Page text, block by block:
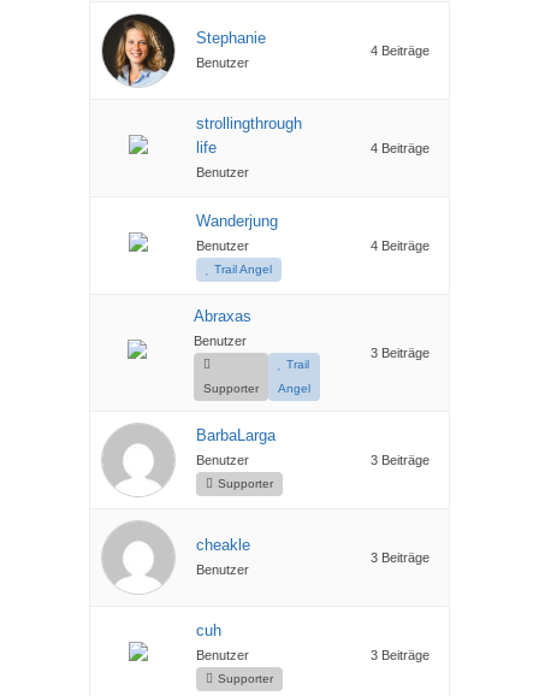
Stephanie
Benutzer
4 Beiträge
strollingthrough
life
Benutzer
4 Beiträge
Wanderjung
Benutzer
Trail Angel
4 Beiträge
Abraxas
Benutzer
Supporter
Trail
Angel
3 Beiträge
BarbaLarga
Benutzer
Supporter
3 Beiträge
cheakle
Benutzer
3 Beiträge
cuh
Benutzer
Supporter
3 Beiträge